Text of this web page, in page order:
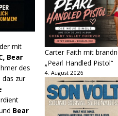
mit
Bear
des
das zur
Bear
Carter Faith mit
„Pearl Handled Pistol“
4. August 2026